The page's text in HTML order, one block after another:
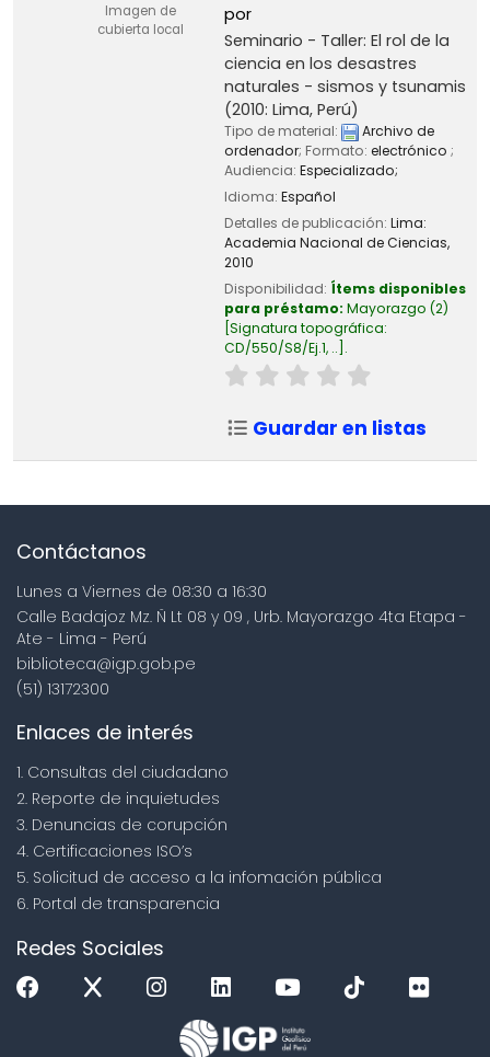
Imagen de
cubierta local
por
Seminario - Taller: El rol de la
ciencia en los desastres
naturales - sismos y tsunamis
(2010: Lima, Perú)
Tipo de material:
Archivo de
ordenador; Formato: electrónico ;
Audiencia: Especializado;
Idioma: Español
Detalles de publicación: Lima:
Academia Nacional de Ciencias,
2010
Disponibilidad: Ítems disponibles
para préstamo: Mayorazgo (2)
Signatura topográfica:
CD/550/S8/Ej.1, .. .
Guardar en listas
Contáctanos
Lunes a Viernes de 08:30 a 16:30
Calle Badajoz Mz. Ñ Lt 08 y 09 , Urb. Mayorazgo 4ta Etapa -
Ate - Lima - Perú
biblioteca@igp.gob.pe
(51) 13172300
Enlaces de interés
1. Consultas del ciudadano
2. Reporte de inquietudes
3. Denuncias de corupción
4. Certificaciones ISO’s
5. Solicitud de acceso a la infomación pública
6. Portal de transparencia
Redes Sociales